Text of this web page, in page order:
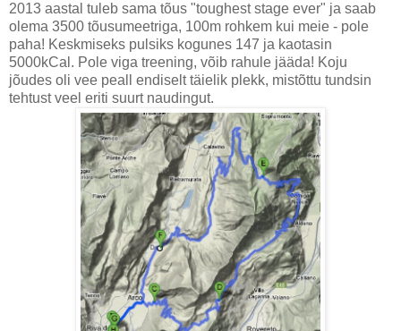
2013 aastal tuleb sama tõus "toughest stage ever" ja saab
olema 3500 tõusumeetriga, 100m rohkem kui meie - pole
paha! Keskmiseks pulsiks kogunes 147 ja kaotasin
5000kCal. Pole viga treening, võib rahule jääda! Koju
jõudes oli vee peall endiselt täielik plekk, mistõttu tundsin
tehtust veel eriti suurt naudingut.